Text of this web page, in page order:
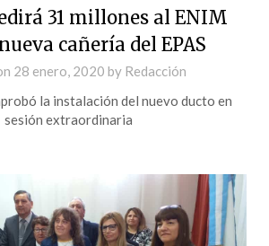
31 millones al ENIM
cañería del EPAS
28 enero, 2020 by Redacción
la instalación del nuevo ducto en
sesión extraordinaria